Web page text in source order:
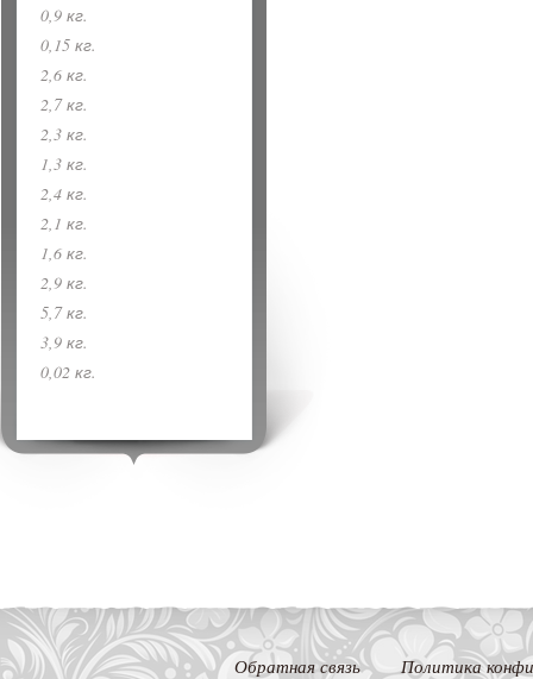
0,9 кг.
0,15 кг.
2,6 кг.
2,7 кг.
2,3 кг.
1,3 кг.
2,4 кг.
2,1 кг.
1,6 кг.
2,9 кг.
5,7 кг.
3,9 кг.
0,02 кг.
Обратная связь Политика